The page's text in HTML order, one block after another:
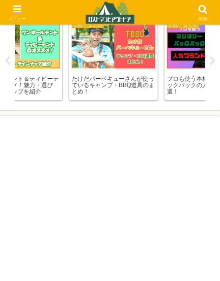
比較・まとめ
たけだバーベキューさんが使っ
ているキャンプ・BBQ道具のま
とめ！
比較・まとめ
プロも使う本格派ミリタリーバ
ックパックの人気ブランド7
キ
メニュー 検索